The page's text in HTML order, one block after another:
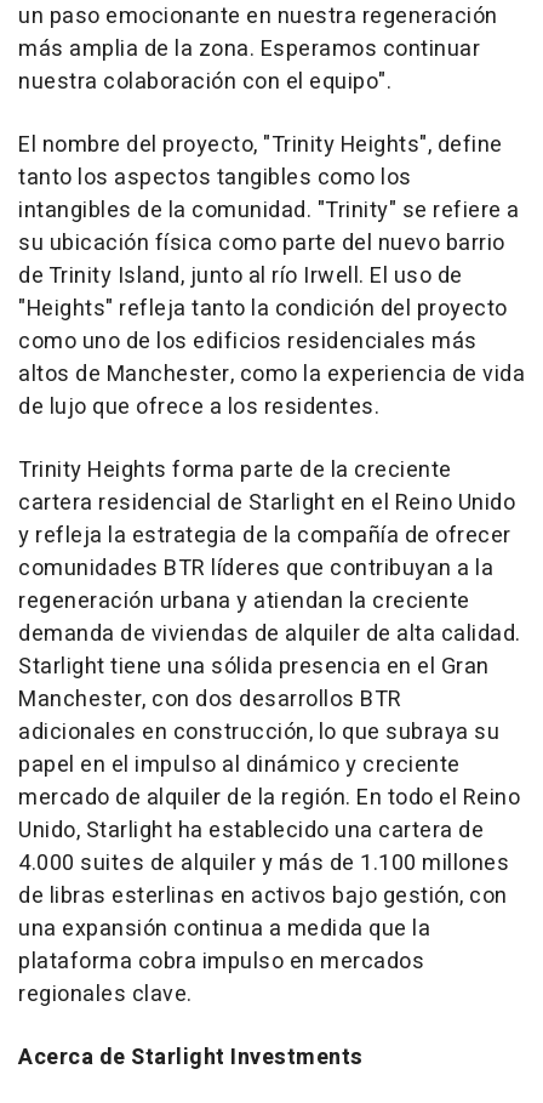
un paso emocionante en nuestra regeneración
más amplia de la zona. Esperamos continuar
nuestra colaboración con el equipo".
El nombre del proyecto, "Trinity Heights", define
tanto los aspectos tangibles como los
intangibles de la comunidad. "Trinity" se refiere a
su ubicación física como parte del nuevo barrio
de Trinity Island, junto al río Irwell. El uso de
"Heights" refleja tanto la condición del proyecto
como uno de los edificios residenciales más
altos de Manchester, como la experiencia de vida
de lujo que ofrece a los residentes.
Trinity Heights forma parte de la creciente
cartera residencial de Starlight en el Reino Unido
y refleja la estrategia de la compañía de ofrecer
comunidades BTR líderes que contribuyan a la
regeneración urbana y atiendan la creciente
demanda de viviendas de alquiler de alta calidad.
Starlight tiene una sólida presencia en el Gran
Manchester, con dos desarrollos BTR
adicionales en construcción, lo que subraya su
papel en el impulso al dinámico y creciente
mercado de alquiler de la región. En todo el Reino
Unido, Starlight ha establecido una cartera de
4.000 suites de alquiler y más de 1.100 millones
de libras esterlinas en activos bajo gestión, con
una expansión continua a medida que la
plataforma cobra impulso en mercados
regionales clave.
Acerca de Starlight Investments